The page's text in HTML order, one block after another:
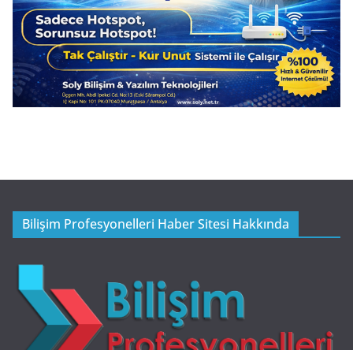
Bilişim Profesyonelleri Haber Sitesi Hakkında